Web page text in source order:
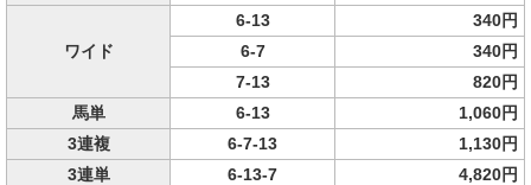
ワイド
6-13
340円
6-7
340円
7-13
820円
馬単
6-13
1,060円
3連複
6-7-13
1,130円
3連単
6-13-7 4,820円